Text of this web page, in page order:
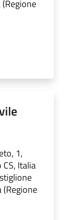
1,
Italia
(Regione